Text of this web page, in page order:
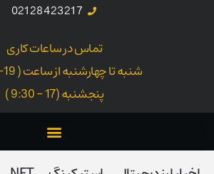
02128423217
تماس در ساعات کاری
شنبه تا چهارشنبه از ساعت ( 19- 9:30 )
پنجشنبه (17 - 9:30 )